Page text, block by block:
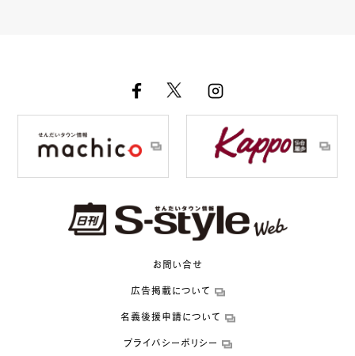
お問い合せ
広告掲載について
名義後援申請について
プライバシーポリシー